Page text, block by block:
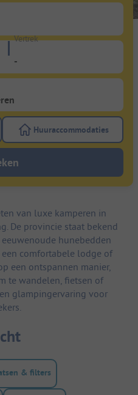
Vertrek
-
staanplaatsen om te zoeken
Gebruik de
Huuraccommodaties
van luxe kamperen in
De provincie staat bekend
hunebedden
comfortabele lodge of
een ontspannen manier,
te wandelen, fietsen of
glampingervaring voor
& filters